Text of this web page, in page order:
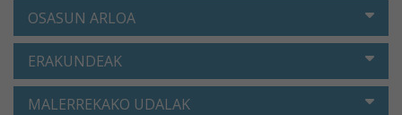
OSASUN ARLOA
ERAKUNDEAK
MALERREKAKO UDALAK